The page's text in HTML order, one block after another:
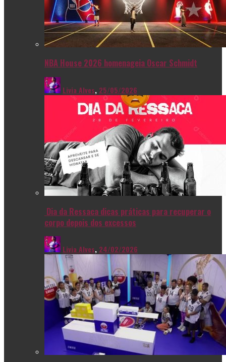
NBA House 2026 homenageia Oscar Schmidt
Livia Alves, 25/05/2026
Dia da Ressaca dicas práticas para recuperar o
corpo depois dos excessos
Livia Alves, 24/02/2026